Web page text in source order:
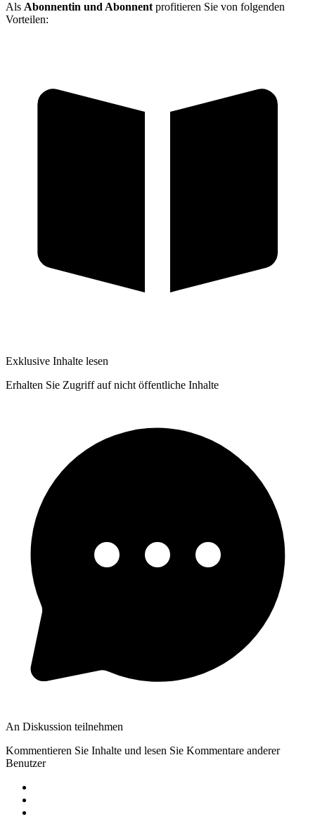
Als Abonnentin und Abonnentprofitieren Sie von folgenden
Vorteilen:
Exklusive Inhalte lesen
Erhalten Sie Zugriff auf nicht öffentliche Inhalte
An Diskussion teilnehmen
Kommentieren Sie Inhalte und lesen Sie Kommentare anderer
Benutzer